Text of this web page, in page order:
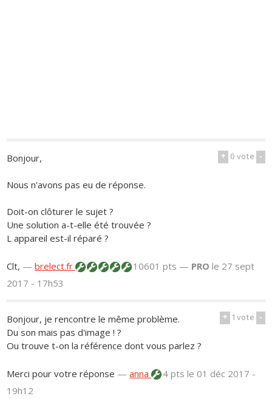
+ 0vote -
Bonjour,
Nous n'avons pas eu de réponse.
Doit-on clôturer le sujet ?
Une solution a-t-elle été trouvée ?
L appareil est-il réparé ?
Clt, —brelect.fr 10601 pts — PRO le 27 sept
2017 - 17h53
+ 1vote -
Bonjour, je rencontre le même problème.
Du son mais pas d'image ! ?
Ou trouve t-on la référence dont vous parlez ?
Merci pour votre réponse —anna 4 ptsle 01 déc 2017 -
19h12